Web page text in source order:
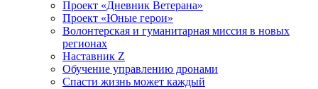
Проект «Дневник Ветерана»
Проект «Юные герои»
Волонтерская и гуманитарная миссия в новых
регионах
Наставник Z
Обучение управлению дронами
Спасти жизнь может каждый